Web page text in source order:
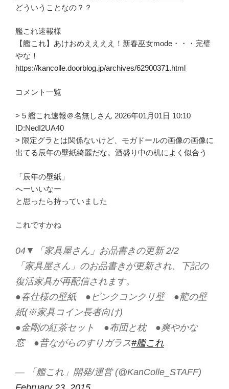
どういうことなの？？
艦これ速報様
【艦これ】あけおめええええ！新春巫女mode・・・完璧
やな！
https://kancolle.doorblog.jp/archives/62900371.html
コメント一覧
> 5 艦これ速報＠名無しさん 2026年01月01日 10:10
ID:NedI2UA40
> 限定グラとは関係ないけど、モガドールの画像の画像に
出てる辰年の壁紙綺麗だな。酒盛り中の机によく似合う
「辰年の壁紙」
へーいいなー
と思ったら持っていました
これですかね
04▼「家具屋さん」お品書きの更新 2/2
「家具屋さん」のお品書きが更新され、下記の
復活家具が再配信されます。
●春仕様の壁紙 ●ピンクコンクリ壁 ●龍の壁
紙(※家具コイン長者向け)
●金剛の紅茶セット ●布団と枕 ●爽やかな
窓 ●昔ながらのすりガラス#艦これ
— 「艦これ」開発/運営 (@KanColle_STAFF)